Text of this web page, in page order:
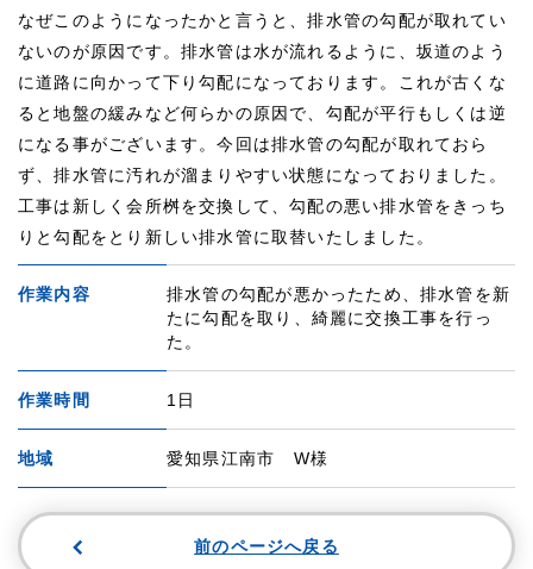
なぜこのようになったかと言うと、排水管の勾配が取れてい
ないのが原因です。排水管は水が流れるように、坂道のよう
に道路に向かって下り勾配になっております。これが古くな
ると地盤の緩みなど何らかの原因で、勾配が平行もしくは逆
になる事がございます。今回は排水管の勾配が取れておら
ず、排水管に汚れが溜まりやすい状態になっておりました。
工事は新しく会所桝を交換して、勾配の悪い排水管をきっち
りと勾配をとり新しい排水管に取替いたしました。
作業内容
排水管の勾配が悪かったため、排水管を新
たに勾配を取り、綺麗に交換工事を行っ
た。
作業時間 1日
地域 愛知県江南市 W様
前のページへ戻る